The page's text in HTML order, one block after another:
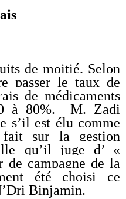
de moitié. Selon
passer le taux de
de médicaments
à 80%. M. Zadi
s’il est élu comme
sur la gestion
qu’il juge d’ «
de campagne de la
été choisi ce
Binjamin.